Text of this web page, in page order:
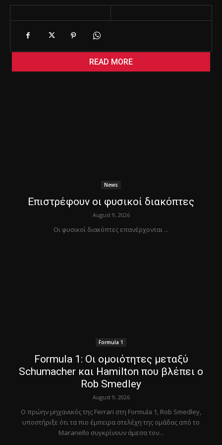
READ MORE
News
Επιστρέφουν οι φυσικοί διακόπτες
August 9, 2026
Οι φυσικοί διακόπτες επανέρχονται ...
Formula 1
Formula 1: Οι ομοιότητες μεταξύ
Schumacher και Hamilton που βλέπει ο
Rob Smedley
August 9, 2026
Ο πρώην μηχανικός της Ferrari στη Formula 1, Rob Smedley,
υποστήριξε ότι τα πιο έμπειρα στελέχη της ομάδας από το
Maranello συγκρίνουν άμεσα τον...